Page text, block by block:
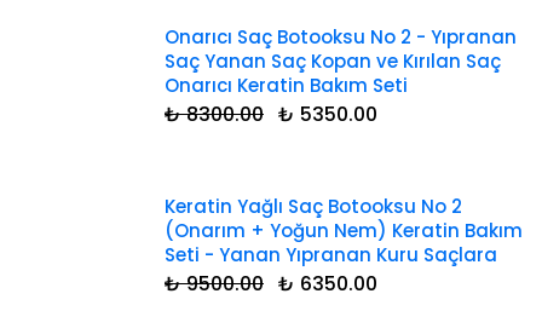
Onarıcı Saç Botooksu No 2 - Yıpranan
Saç Yanan Saç Kopan ve Kırılan Saç
Onarıcı Keratin Bakım Seti
₺ 8300.00 ₺ 5350.00
Keratin Yağlı Saç Botooksu No 2
(Onarım + Yoğun Nem) Keratin Bakım
Seti - Yanan Yıpranan Kuru Saçlara
₺ 9500.00 ₺ 6350.00